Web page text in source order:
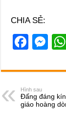
CHIA SẺ:
F
c
e
b
M
ss
n
Hình sau
Đấng đáng
giáo hoàng